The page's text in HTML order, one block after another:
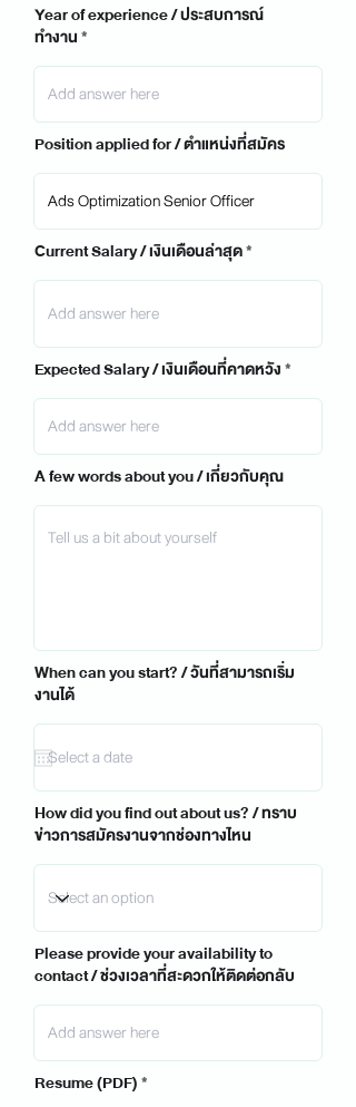
Year of experience / ประสบการณ์
ทำงาน
Position applied for / ตำแหน่งที่สมัคร
Current Salary / เงินเดือนล่าสุด
Expected Salary / เงินเดือนที่คาดหวัง
A few words about you / เกี่ยวกับคุณ
When can you start? / วันที่สามารถเริ่ม
งานได้
How did you find out about us? / ทราบ
ข่าวการสมัครงานจากช่องทางไหน
Please provide your availability to
contact / ช่วงเวลาที่สะดวกให้ติดต่อกลับ
Resume (PDF)